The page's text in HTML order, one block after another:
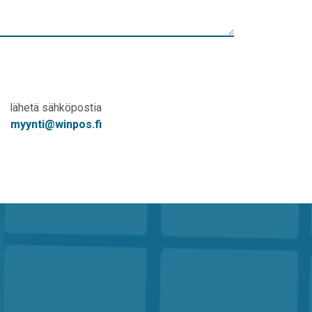
lähetä sähköpostia
myynti@winpos.fi